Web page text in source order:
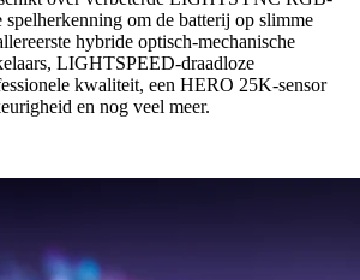
om de batterij op slimme
hybride optisch-mechanische
LIGHTSPEED-draadloze
kwaliteit, een HERO 25K-sensor
en nog veel meer.